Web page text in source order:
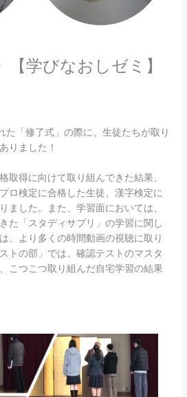
【学びなおしゼミ】
た「修了式」の際に、生徒たちが取り
りました！
取得に向けて取り組んできた結果、
ロ検定に合格した生徒、漢字検定に
ました。また、学習面においては、
た「スタディサプリ」の学習に関し
、より多くの時間動画の視聴に取り
トの部」では、確認テストのマスタ
こつこつ取り組んだ自宅学習の結果